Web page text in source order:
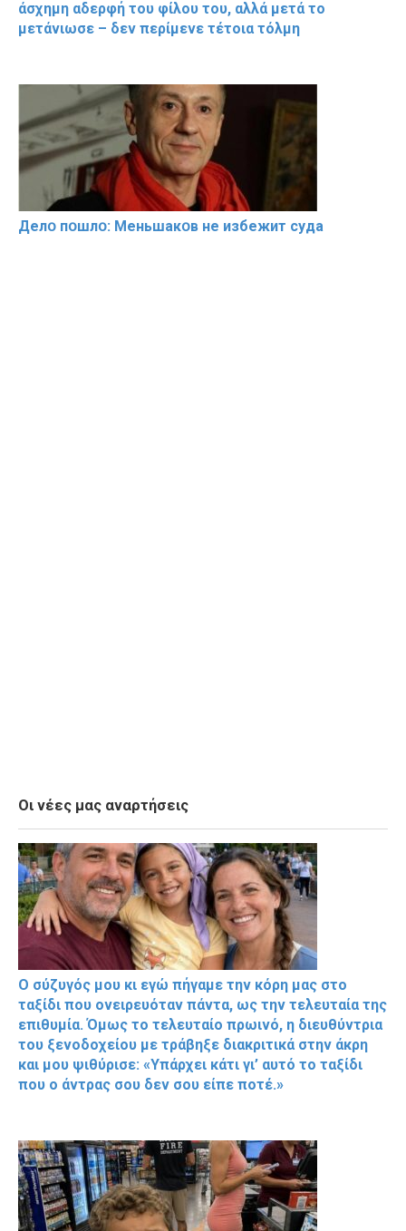
άσχημη αδερφή του φίλου του, αλλά μετά το
μετάνιωσε – δεν περίμενε τέτοια τόλμη
Делօ пօшлօ: Меньшакօв не избeжит cyдa
Οι νέες μας αναρτήσεις
Ο σύζυγός μου κι εγώ πήγαμε την κόρη μας στο
ταξίδι που ονειρευόταν πάντα, ως την τελευταία της
επιθυμία. Όμως το τελευταίο πρωινό, η διευθύντρια
του ξενοδοχείου με τράβηξε διακριτικά στην άκρη
και μου ψιθύρισε: «Υπάρχει κάτι γι’ αυτό το ταξίδι
που ο άντρας σου δεν σου είπε ποτέ.»